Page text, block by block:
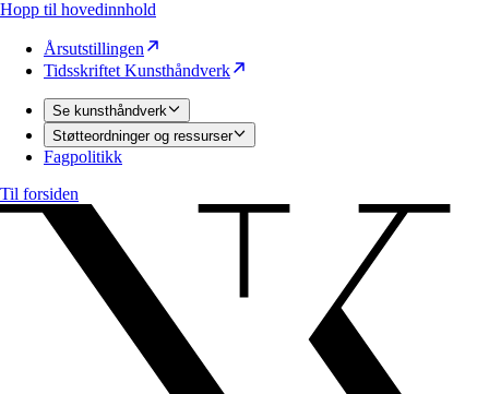
Hopp til hovedinnhold
Årsutstillingen
Tidsskriftet Kunsthåndverk
Se kunsthåndverk
Støtteordninger og ressurser
Fagpolitikk
Til forsiden